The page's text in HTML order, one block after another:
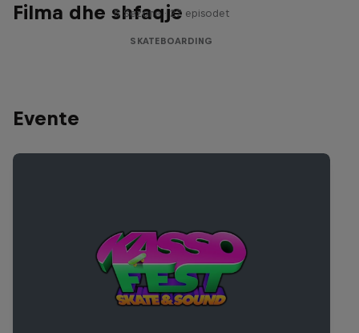
Filma dhe shfaqje
5 Sezone · 27 episodet
SKATEBOARDING
Evente